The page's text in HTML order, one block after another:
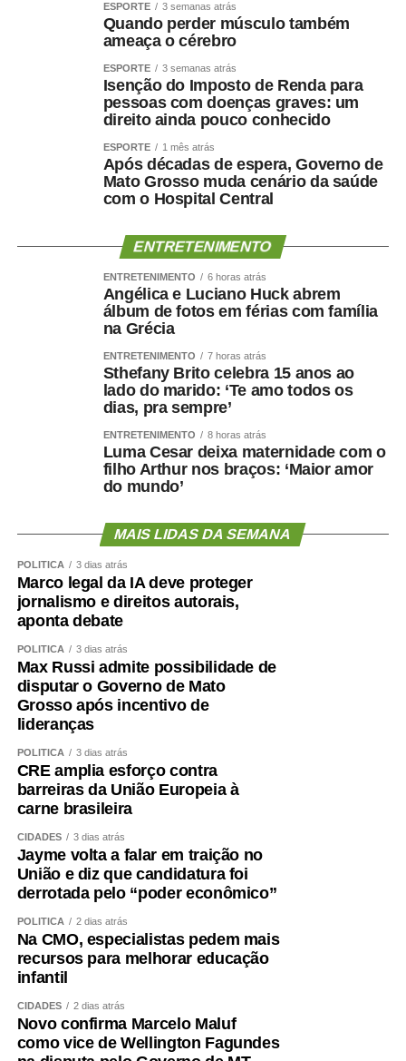
Os 34º Jogos Olímpicos de Sinop e os 3º Jogos
Paralímpicos de Sinop integram a programação do
Festeja Sinop 2026. Promovido pela Prefeitura de Sinop,
o Festeja Sinop 2026 será realizado de 30 de agosto a 14
de setembro, em celebração aos 52 anos de fundação do
município. O calendário oficial das festividades será
divulgado nos próximos dias pela Prefeitura de Sinop.
COMENTE ABAIXO:
WhatsApp
Facebook
Twitter
Messenger
LinkedIn
Share
ESPORTE 3 semanas atrás
Quando perder músculo também
ameaça o cérebro
ESPORTE 3 semanas atrás
Isenção do Imposto de Renda para
pessoas com doenças graves: um
direito ainda pouco conhecido
ESPORTE 1 mês atrás
Após décadas de espera, Governo de
Mato Grosso muda cenário da saúde
com o Hospital Central
ENTRETENIMENTO
ENTRETENIMENTO 6 horas atrás
Angélica e Luciano Huck abrem
álbum de fotos em férias com família
na Grécia
ENTRETENIMENTO 7 horas atrás
Sthefany Brito celebra 15 anos ao
lado do marido: ‘Te amo todos os
dias, pra sempre’
ENTRETENIMENTO 8 horas atrás
Luma Cesar deixa maternidade com o
filho Arthur nos braços: ‘Maior amor
do mundo’
MAIS LIDAS DA SEMANA
POLÍTICA 3 dias atrás
Marco legal da IA deve proteger
jornalismo e direitos autorais,
aponta debate
POLÍTICA 3 dias atrás
Max Russi admite possibilidade de
disputar o Governo de Mato
Grosso após incentivo de
lideranças
POLÍTICA 3 dias atrás
CRE amplia esforço contra
barreiras da União Europeia à
carne brasileira
CIDADES 3 dias atrás
Jayme volta a falar em traição no
União e diz que candidatura foi
derrotada pelo “poder econômico”
POLÍTICA 2 dias atrás
Na CMO, especialistas pedem mais
recursos para melhorar educação
infantil
CIDADES 2 dias atrás
Novo confirma Marcelo Maluf
como vice de Wellington Fagundes